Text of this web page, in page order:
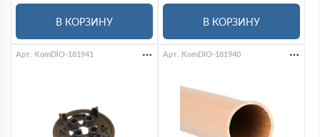
В КОРЗИНУ В КОРЗИНУ
Арт. KomDlO-181941 Арт. KomDlO-181940